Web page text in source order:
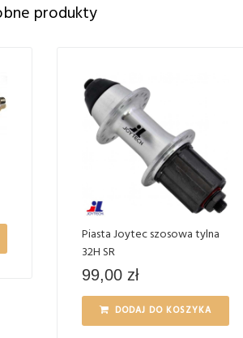
produkty
Piasta Joytec szosowa tylna
32H SR
99,00 zł
DODAJ DO KOSZYKA